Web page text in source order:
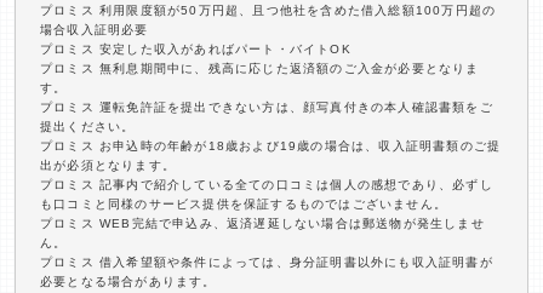
プロミス 利用限度額が50万円超、且つ他社を含めた借入総額100万円超の
場合収入証明必要
プロミス 安定した収入があればパート・バイトOK
プロミス 無利息期間中に、残高に応じた返済額のご入金が必要となりま
す。
プロミス 運転免許証を提出できない方は、顔写真付きの本人確認書類をご
提出ください。
プロミス お申込時の年齢が18歳および19歳の場合は、収入証明書類のご提
出が必須となります。
プロミス 記事内で紹介している全ての口コミは個人の感想であり、必ずし
も口コミと同様のサービス提供を保証するものではございません。
プロミス WEB完結で申込み、返済遅延しない場合は郵送物が発生しませ
ん。
プロミス 借入希望額や条件によっては、身分証明書以外にも収入証明書が
必要となる場合があります。